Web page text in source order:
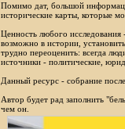
Помимо дат, большой
исторические карты, которые
Ценность любого исследования
возможно в истории,
трудно переоценить: всегда
источники - политические,
Данный ресурс - собрание
Автор будет рад заполнить
чем он.